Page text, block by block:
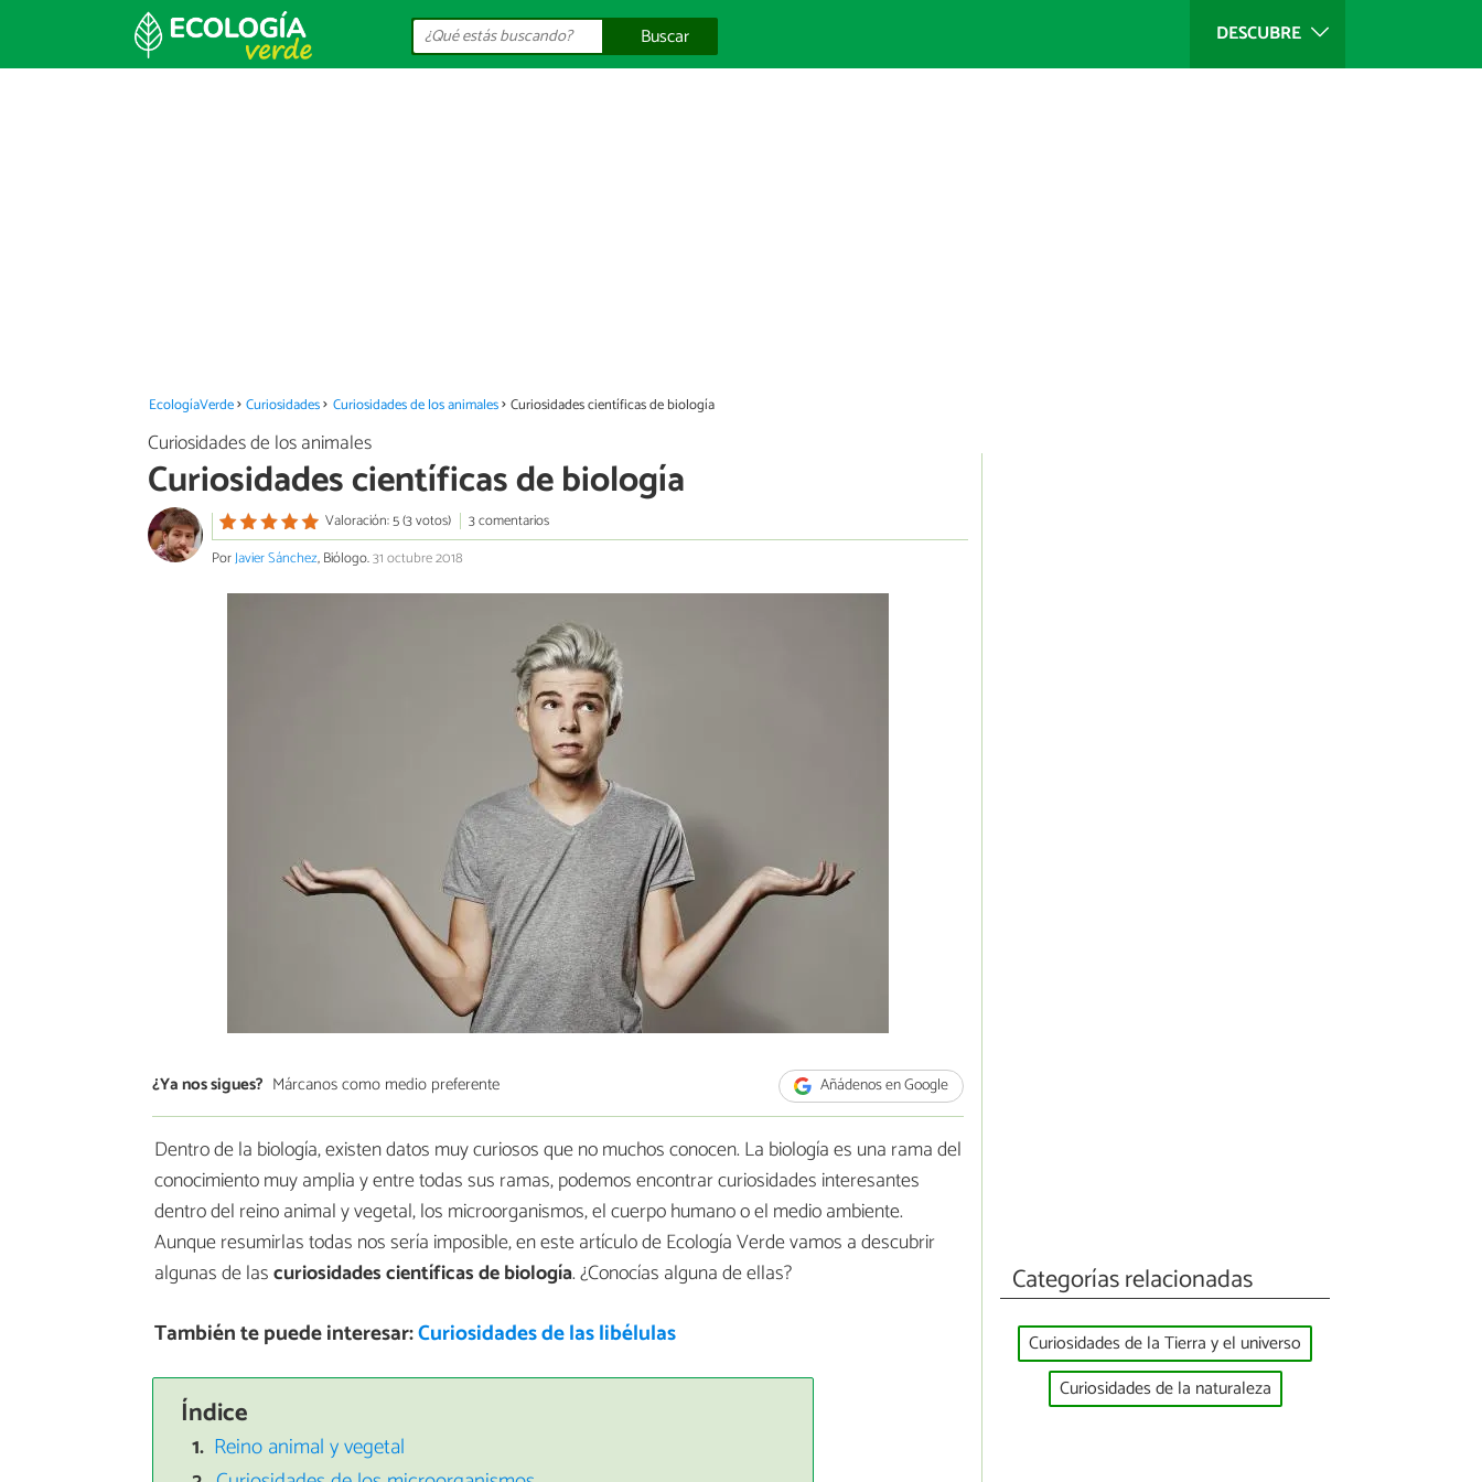
DESCUBRE
Buscar
EcologíaVerde Curiosidades Curiosidades de los animales Curiosidades científicas de biología
Curiosidades de los animales
Curiosidades científicas de biología
Valoración: 5 (3 votos)
3 comentarios
PorJavier Sánchez, Biólogo.31 octubre 2018
¿Ya nos sigues? Márcanos como medio preferente Añádenos en Google
Dentro de la biología, existen datos muy curiosos que no muchos conocen. La biología es una rama del
conocimiento muy amplia y entre todas sus ramas, podemos encontrar curiosidades interesantes
dentro del reino animal y vegetal, los microorganismos, el cuerpo humano o el medio ambiente.
Aunque resumirlas todas nos sería imposible, en este artículo de Ecología Verde vamos a descubrir
algunas de lascuriosidades científicas de biología. ¿Conocías alguna de ellas?
También te puede interesar:Curiosidades de las libélulas
Índice
Reino animal y vegetal
Categorías relacionadas
Curiosidades de la Tierra y el universo
Curiosidades de la naturaleza